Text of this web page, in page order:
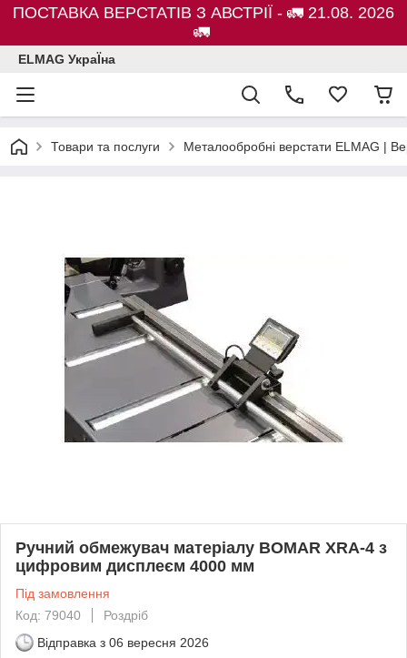
ПОСТАВКА ВЕРСТАТІВ З АВСТРІЇ - 🚛 21.08. 2026
🚛
ELMAG УкраЇна
Товари та послуги Металообробні верстати ELMAG |
Ручний обмежувач матеріалу BOMAR XRA-4 з
цифровим дисплеєм 4000 мм
Під замовлення
Код: 79040
Роздріб
Відправка з 06 вересня 2026